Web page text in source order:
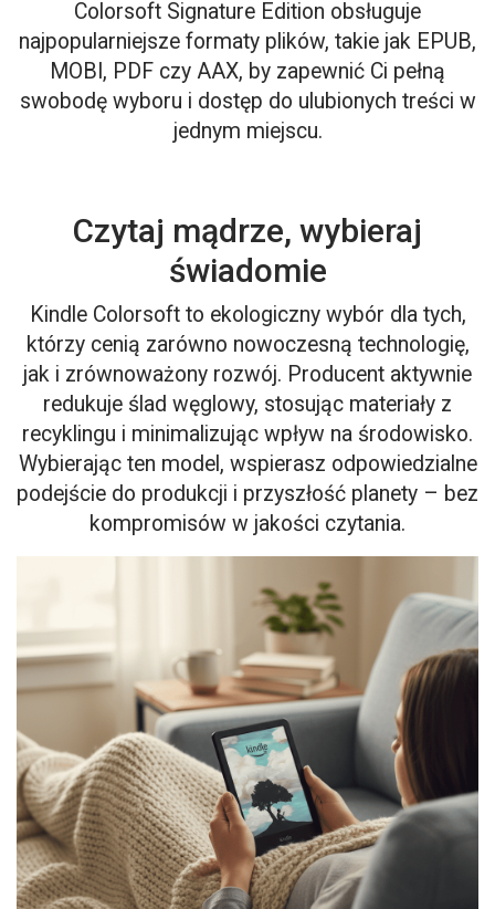
Colorsoft Signature Edition obsługuje
najpopularniejsze formaty plików, takie jak EPUB,
MOBI, PDF czy AAX, by zapewnić Ci pełną
swobodę wyboru i dostęp do ulubionych treści w
jednym miejscu.
Czytaj mądrze, wybieraj
świadomie
Kindle Colorsoft to ekologiczny wybór dla tych,
którzy cenią zarówno nowoczesną technologię,
jak i zrównoważony rozwój. Producent aktywnie
redukuje ślad węglowy, stosując materiały z
recyklingu i minimalizując wpływ na środowisko.
Wybierając ten model, wspierasz odpowiedzialne
podejście do produkcji i przyszłość planety – bez
kompromisów w jakości czytania.